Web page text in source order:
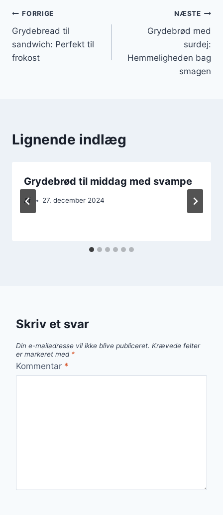
Indlægsnavigation
FORRIGE
Grydebread til
sandwich: Perfekt til
frokost
NÆSTE
Grydebrød med
surdej:
Hemmeligheden bag
smagen
Lignende indlæg
Grydebrød til middag med svampe
Af 27. december 2024
Skriv et svar
Din e-mailadresse vil ikke blive publiceret. Krævede felter
er markeret med *
Kommentar *